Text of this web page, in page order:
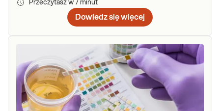
Przeczytasz w 7 minut
Dowiedz się więcej